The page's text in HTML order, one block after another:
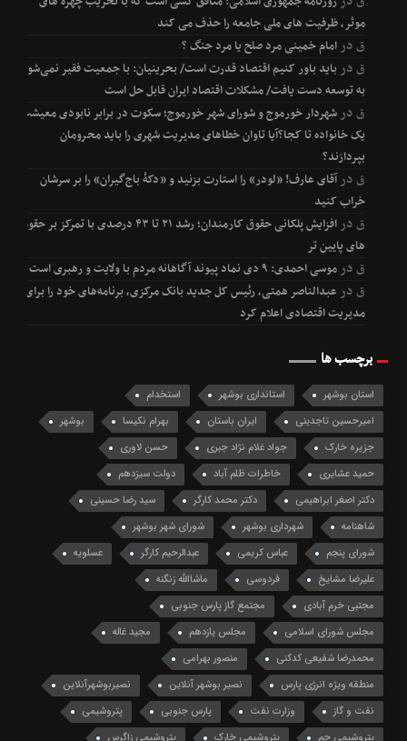
موثر، ظرفیت های ملی جامعه را حذف می کند
قدرامام خمینی مرد صلح یا مرد جنگ ؟
قدرباید باور کنیم اقتصاد قدرت است/ بحرینیان: با جمعیت فقیر نمی‌شود
به توسعه دست یافت/ مشکلات اقتصاد ایران قابل حل است
قدرشهردار خورموج و شورای شهر خورموج؛ سکوت در برابر نابودی معیشت
یک خانواده تا کجا؟آیا تاوان خطاهای مدیریت شهری را باید محرومان
بپردازند؟
قدرآقای عارف! «لودر» را استارت بزنید و «دکۀ باج‌گیران» را بر سرشان
خراب کنید
قدر
افزایش پلکانی حقوق کارمندان؛ رشد ۲۱ تا ۴۳ درصدی با تمرکز بر حقوق
های پایین تر
قدرموسی احمدی: ۹ دی نماد پیوند آگاهانه مردم با ولایت و رهبری است
قدر عبدالناصر همتی، رئیس کل جدید بانک مرکزی، برنامه‌های خود را برای
مدیریت اقتصادی اعلام کرد
برچسب ها
استان بوشهر استانداری بوشهر
استخدام
امیرحسین تاجدینی
ایران باستان بهرام نکیسا
بوشهر
جزیره خارک
جواد غلام نژاد جبری
حسن لاوری
حمید عشایری
خاطرات ظلم آباد
دولت سیزدهم
دکتر اصغر ابراهیمی
دکتر محمد کارگر
سید رضا حسینی
شاهنامه
شهرداری بوشهر
شورای شهر بوشهر
شورای پنجم
عباس کریمی عبدالرحیم کارگر
عسلویه
علیرضا مشایخ
فردوسی
ماشاالله زنگنه
مجتبی خرم آبادی
مجتمع گاز پارس جنوبی
مجلس شورای اسلامی
مجلس یازدهم
مجید غاله
محمدرضا شفیعی کدکنی
منصور بهرامی
منطقه ویژه انرژی پارس
نصیر بوشهر آنلاین
نصیربوشهرآنلاین
نفت و گاز
وزارت نفت پارس جنوبی
پتروشیمی
پتروشیمی جم
پتروشیمی خارک پتروشیمی زاگرس